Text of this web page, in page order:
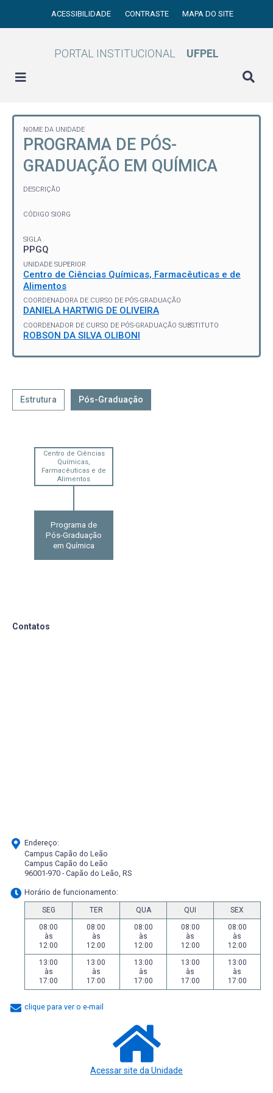
ACESSIBILIDADE CONTRASTE MAPA DO SITE
PORTAL INSTITUCIONAL UFPEL
NOME DA UNIDADE
PROGRAMA DE PÓS-
GRADUAÇÃO EM QUÍMICA
DESCRIÇÃO
CÓDIGO SIORG
SIGLA
PPGQ
UNIDADE SUPERIOR
Centro de Ciências Químicas, Farmacêuticas e de
Alimentos
COORDENADORA DE CURSO DE PÓS-GRADUAÇÃO
DANIELA HARTWIG DE OLIVEIRA
COORDENADOR DE CURSO DE PÓS-GRADUAÇÃO SUBSTITUTO
ROBSON DA SILVA OLIBONI
Estrutura Pós-Graduação
Centro de Ciências
Químicas,
Farmacêuticas e de
Alimentos
Programa de
Pós-Graduação
em Química
Contatos
Endereço:
Campus Capão do Leão
Campus Capão do Leão
96001-970 - Capão do Leão, RS
Horário de funcionamento:
SEG TER QUA QUI
SEX
08:00
às
12:00
08:00
às
12:00
08:00
às
12:00
08:00
às
12:00
08:00
às
12:00
13:00
às
17:00
13:00
às
17:00
13:00
às
17:00
13:00
às
17:00
13:00
às
17:00
clique para ver o e-mail
Acessar site da Unidade